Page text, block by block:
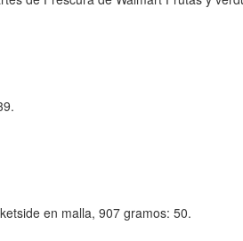
en malla, 907 gramos: 50.